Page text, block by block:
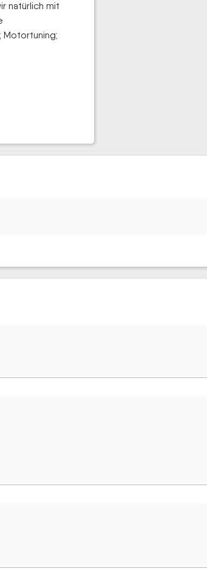
natürlich mit
Motortuning;